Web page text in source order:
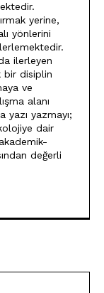
yerine,
yönlerini
ilerleyen
bir disiplin
ve
alanı
yazmayı;
dair
değerli